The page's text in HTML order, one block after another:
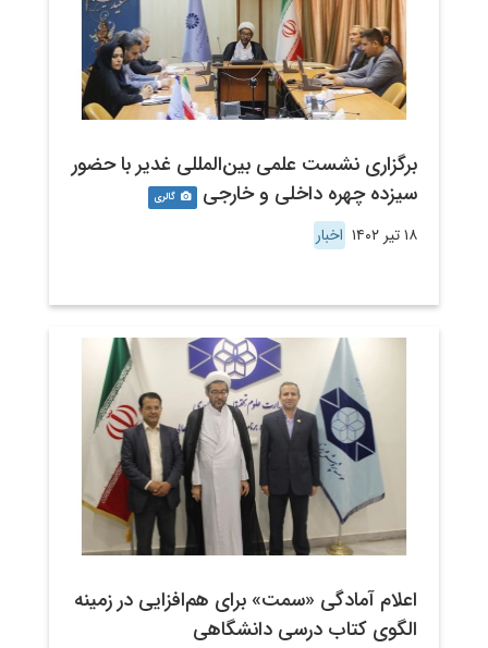
برگزاری نشست علمی بین‌المللی غدیر با حضور
سیزده چهره داخلی و خارجی
گالری
۱۸ تیر ۱۴۰۲ اخبار
اعلام آمادگی «سمت» برای هم‌افزایی در زمینه
الگوی کتاب درسی دانشگاهی